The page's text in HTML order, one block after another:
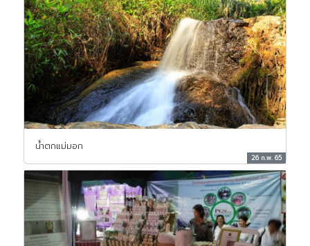
น้ำตกแม่มอก
26 ก.พ. 65